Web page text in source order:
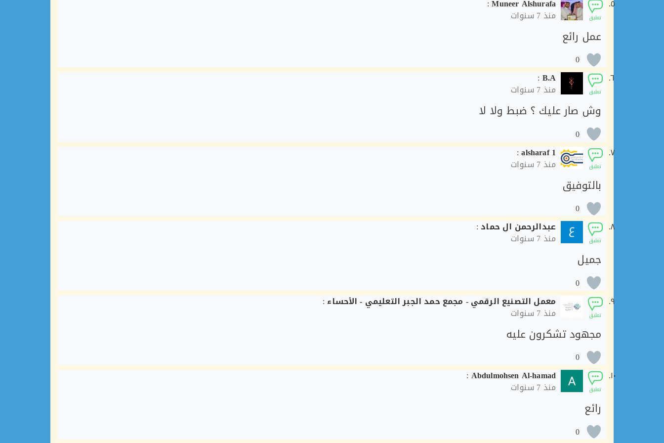
تعليق
Muneer Alshurafa
:
منذ 7 سنوات
عمل رائع
0
تعليق
B.A
:
منذ 7 سنوات
وش صار عليك ؟ ضبط ولا لا
0
تعليق
alsharaf 1
:
منذ 7 سنوات
بالتوفيق
0
تعليق
عبدالرحمن ال حماد :
منذ 7 سنوات
جميل
0
تعليق
معمل التصنيع الرقمي - مجمع حمد الجبر التعليمي - الأحساء :
منذ 7 سنوات
مجهود تشكرون عليه
0
تعليق
Abdulmohsen Al-hamad
:
منذ 7 سنوات
رائع
0